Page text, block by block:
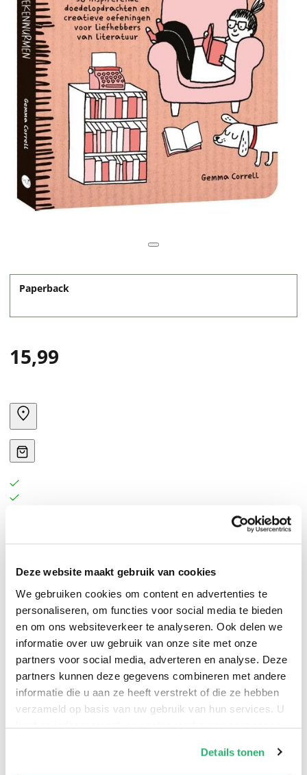
Deze website maakt gebruik van cookies
We gebruiken cookies om content en advertenties te
personaliseren, om functies voor social media te bieden
en om ons websiteverkeer te analyseren. Ook delen we
informatie over uw gebruik van onze site met onze
partners voor social media, adverteren en analyse. Deze
partners kunnen deze gegevens combineren met andere
informatie die u aan ze heeft verstrekt of die ze hebben
verzameld op basis van uw gebruik van hun services. U
kunt op ieder moment uw cookievoorkeuren aanpassen
Details tonen
Paperback
15,99
oefeningen voor boekenliefhebbers! Geef het maar
gewoon toe: je bent een boekenwurm. Omarm je
obsessie en zet je liefde voor literatuur op papier!
Professioneel doedelaar en zelfverklaard boeken-nerd
Gemma Correll prikkelt de verbeelding in dit boek vol
creatieve opdrachten en vrolijke literaire feitjes. Met
haar eigenzinnige en slimme tekenstijl laat ze je zien
hoe je je favoriete verhalen, auteurs en personages op
(cadeau)boek voor creatieve lettervreters!